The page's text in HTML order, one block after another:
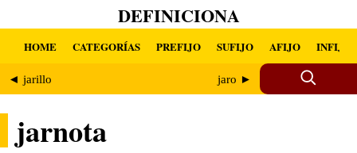
DEFINICIONA
HOME CATEGORÍAS PREFIJO SUFIJO AFIJO INFIJO
◄ jarillo jaro ►
jarnota